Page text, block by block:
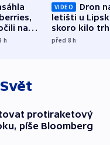
na
h
VIDEO
Dron
letišti u
skoro kilo
indicie
před 8h
Svět
protiraketový
píše Bloomberg